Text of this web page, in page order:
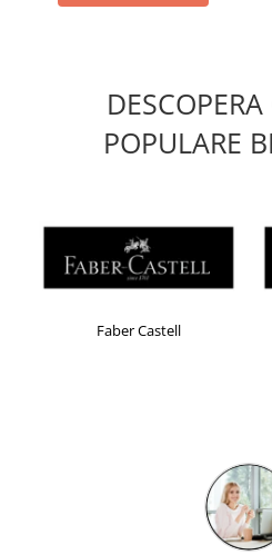
POPULARE
Faber Castell